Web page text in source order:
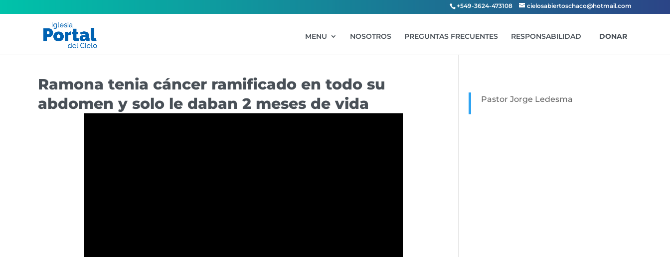
+549-3624-473108 cielosabiertoschaco@hotmail.com
MENU NOSOTROS PREGUNTAS FRECUENTES RESPONSABILIDAD DONAR
Ramona tenia cáncer ramificado en todo su
abdomen y solo le daban 2 meses de vida
Pastor Jorge Ledesma